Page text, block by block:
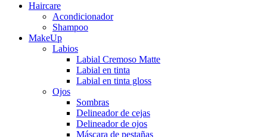
Haircare
Acondicionador
Shampoo
MakeUp
Labios
Labial Cremoso Matte
Labial en tinta
Labial en tinta gloss
Ojos
Sombras
Delineador de cejas
Delineador de ojos
Máscara de pestañas